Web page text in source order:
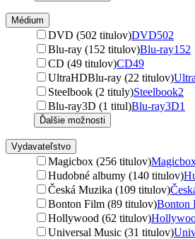
Médium
DVD (502 titulov)DVD502
Blu-ray (152 titulov)Blu-ray152
CD (49 titulov)CD49
UltraHDBlu-ray (22 titulov)
Steelbook (2 tituly)Steelbook2
Blu-ray3D (1 titul)Blu-ray3D1
Ďalšie možnosti
Vydavateľstvo
Magicbox (256 titulov)
Hudobné albumy (140 titulov)
Česká Muzika (109 titulov)
Bonton Film (89 titulov)Bonton
Hollywood (62 titulov)
Universal Music (31 titulov)